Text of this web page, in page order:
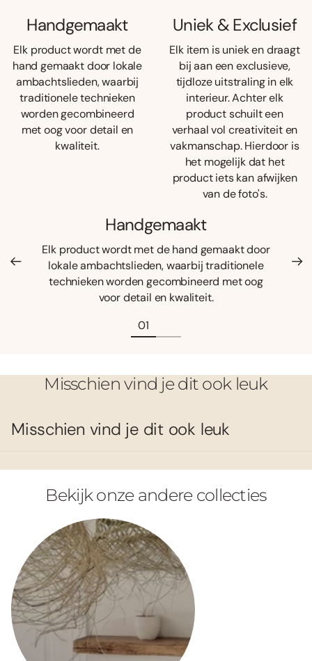
Handgemaakt
Elk product wordt met de
hand gemaakt door lokale
ambachtslieden, waarbij
traditionele technieken
worden gecombineerd
met oog voor detail en
kwaliteit.
Uniek & Exclusief
Elk item is uniek en draagt
bij aan een exclusieve,
tijdloze uitstraling in elk
interieur. Achter elk
product schuilt een
verhaal vol creativiteit en
vakmanschap. Hierdoor is
het mogelijk dat het
product iets kan afwijken
van de foto's.
Handgemaakt
Elk product wordt met de hand gemaakt door
lokale ambachtslieden, waarbij traditionele
technieken worden gecombineerd met oog
voor detail en kwaliteit.
Misschien vind je dit ook leuk
Misschien vind je dit ook leuk
Bekijk onze andere collecties